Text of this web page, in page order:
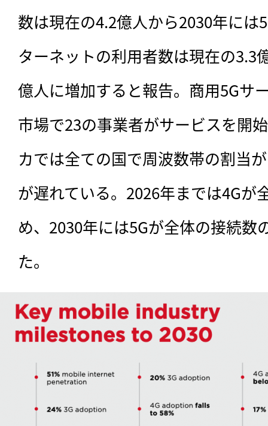
数は現在の4.2億人から2030年には
ターネットの利用者数は現在の3.3
億人に増加すると報告。商用5Gサ
市場で23の事業者がサービスを開
カでは全ての国で周波数帯の割当
が遅れている。2026年までは4Gが
め、2030年には5Gが全体の接続数
た。